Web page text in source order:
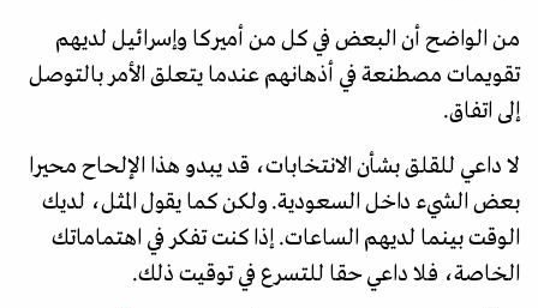
من الواضح أن البعض في كل من أميركا وإسرائيل لديهم
تقويمات مصطنعة في أذهانهم عندما يتعلق الأمر بالتوصل
إلى اتفاق.
لا داعي للقلق بشأن الانتخابات، قد يبدو هذا الإلحاح محيرا
بعض الشيء داخل السعودية. ولكن كما يقول المثل، لديك
الوقت بينما لديهم الساعات. إذا كنت تفكر في اهتماماتك
الخاصة، فلا داعي حقا للتسرع في توقيت ذلك.